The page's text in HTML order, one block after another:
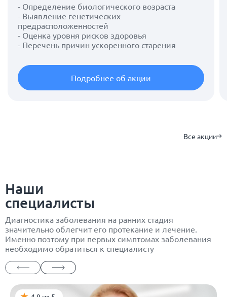
- Определение биологического возраста
- Выявление генетических
предрасположенностей
- Оценка уровня рисков здоровья
- Перечень причин ускоренного старения
Подробнее об акции
Все акции
Наши
специалисты
Диагностика заболевания на ранних стадия
значительно облегчит его протекание и лечение.
Именно поэтому при первых симптомах заболевания
необходимо обратиться к специалисту